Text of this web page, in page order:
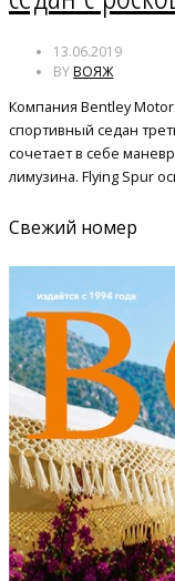
13.06.2019
BYВОЯЖ
Компания Bentley
спортивный седан
сочетает в себе
лимузина. Flying Spur
Свежий номер